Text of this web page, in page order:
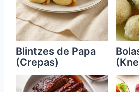
Blintzes de Papa
(Crepas)